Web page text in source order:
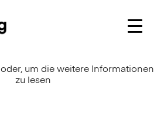
oder, um die weitere Informationen
zu lesen